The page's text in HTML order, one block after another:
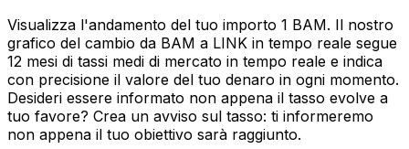
Visualizza l'andamento del tuo importo 1 BAM. Il nostro
grafico del cambio da BAM a LINK in tempo reale segue
12 mesi di tassi medi di mercato in tempo reale e indica
con precisione il valore del tuo denaro in ogni momento.
Desideri essere informato non appena il tasso evolve a
tuo favore? Crea un avviso sul tasso: ti informeremo
non appena il tuo obiettivo sarà raggiunto.